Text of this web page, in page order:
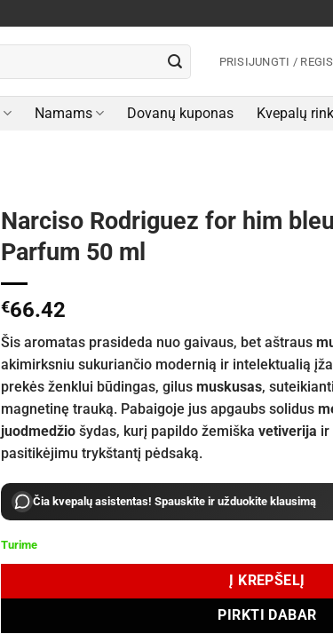
PRISIJUNGTI /
Namams Dovanų kuponas Kvepalų
Narciso Rodriguez for him
Parfum 50 ml
€66.42
Šis aromatas prasideda nuo gaivaus, bet aštraus
akimirksniu sukuriančio modernią ir intelektualią
prekės ženklui būdingas, gilus muskusas,
magnetinę trauką. Pabaigoje jus apgaubs solidus
juodmedžio šydas, kurį papildo žemiška vetiverija ir
pasitikėjimu trykštantį pėdsaką.
Čia kvepalų asistentas! Spauskite ir užduokite klausimą
Turime
Į KREPŠELĮ
PIRKTI DABAR